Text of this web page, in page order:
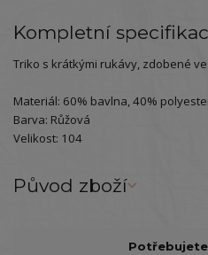
Kompletní
Triko s krátkými rukávy, zdobené
Materiál: 60% bavlna, 40%
Barva: Růžová
Velikost: 104
Původ zboží